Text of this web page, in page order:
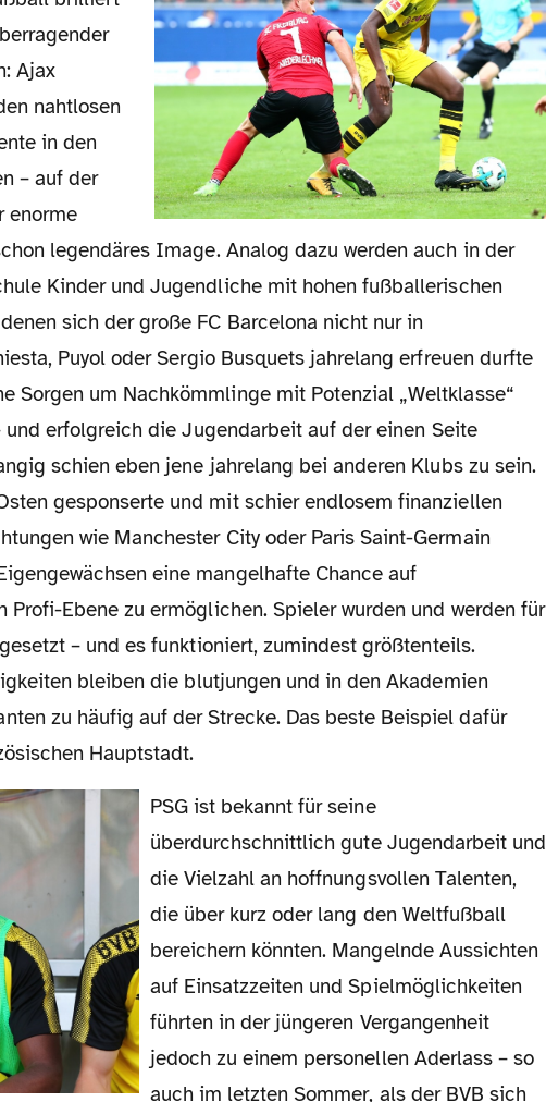
Ajax
nahtlosen
in den
– auf der
enorme
legendäres Image. Analog dazu werden auch in der
Kinder und Jugendliche mit hohen fußballerischen
sich der große FC Barcelona nicht nur in
Puyol oder Sergio Busquets jahrelang erfreuen durfte
Sorgen um Nachkömmlinge mit Potenzial „Weltklasse“
und erfolgreich die Jugendarbeit auf der einen Seite
schien eben jene jahrelang bei anderen Klubs zu sein.
gesponserte und mit schier endlosem finanziellen
wie Manchester City oder Paris Saint-Germain
eine mangelhafte Chance auf
Profi-Ebene zu ermöglichen. Spieler wurden und werden für
– und es funktioniert, zumindest größtenteils.
bleiben die blutjungen und in den Akademien
zu häufig auf der Strecke. Das beste Beispiel dafür
Hauptstadt.
PSG ist bekannt für seine
überdurchschnittlich gute Jugendarbeit und
die Vielzahl an hoffnungsvollen Talenten,
die über kurz oder lang den Weltfußball
bereichern könnten. Mangelnde Aussichten
auf Einsatzzeiten und Spielmöglichkeiten
führten in der jüngeren Vergangenheit
jedoch zu einem personellen Aderlass – so
auch im letzten Sommer, als der BVB sich